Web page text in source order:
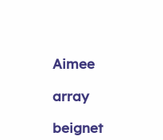
Aimee
array
beignet